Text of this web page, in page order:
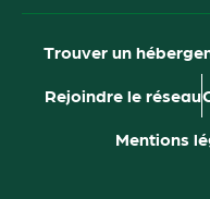
Trouver un
Rejoindre le réseau
Mentions